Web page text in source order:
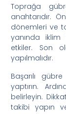
Toprağa
anahtarıdır.
dönemleri ve
yanında
etkiler. Son
yapılmalıdır.
Başarılı
yaptırın.
belirleyin.
takibi yapın